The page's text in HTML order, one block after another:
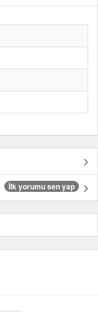
İlk yorumu sen yap